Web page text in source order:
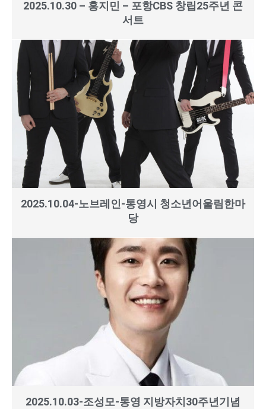
2025.10.30 – 홍지민 – 포항CBS 창립25주년 콘
서트
2025.10.04-노브레인-통영시 청소년어울림한마
당
2025.10.03-조성모-통영 지방자치30주년기념